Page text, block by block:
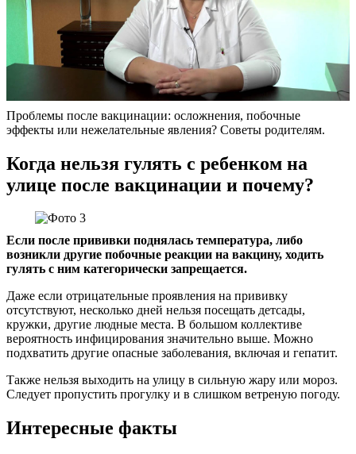
Проблемы после вакцинации: осложнения, побочные
эффекты или нежелательные явления? Советы родителям.
Когда нельзя гулять с ребенком на
улице после вакцинации и почему?
Если после прививки поднялась температура, либо
возникли другие побочные реакции на вакцину, ходить
гулять с ним категорически запрещается.
Даже если отрицательные проявления на прививку
отсутствуют, несколько дней нельзя посещать детсады,
кружки, другие людные места. В большом коллективе
вероятность инфицирования значительно выше. Можно
подхватить другие опасные заболевания, включая и гепатит.
Также нельзя выходить на улицу в сильную жару или мороз.
Следует пропустить прогулку и в слишком ветреную погоду.
Интересные факты